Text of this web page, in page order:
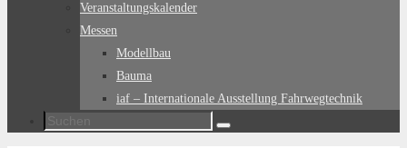
Veranstaltungskalender
Messen
Modellbau
Bauma
iaf – Internationale Ausstellung Fahrwegtechnik
Suchen
Suchen